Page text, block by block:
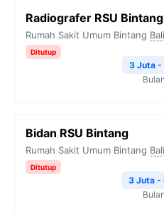
Radiografer RSU Bintang
Rumah Sakit Umum Bintang Bali
Ditutup
3 Juta -
Bidan RSU Bintang
Rumah Sakit Umum Bintang Bali
Ditutup
3 Juta -